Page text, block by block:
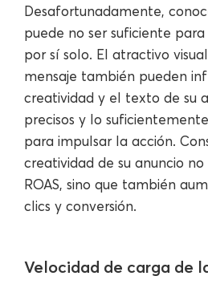
Desafortunadamente,
puede no ser suficiente
por sí solo. El atractivo
mensaje también pueden
creatividad y el texto de su
precisos y lo
para impulsar la acción.
creatividad de su anuncio
ROAS, sino que también
clics y conversión.
Velocidad de carga de